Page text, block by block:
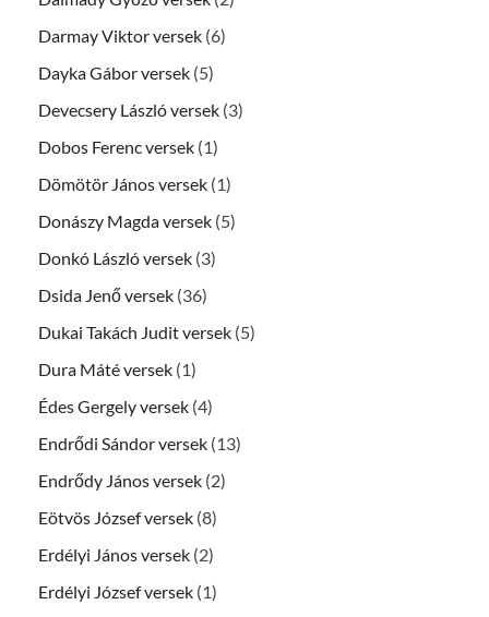
Darmay Viktor versek (6)
Dayka Gábor versek (5)
Devecsery László versek (3)
Dobos Ferenc versek (1)
Dömötör János versek (1)
Donászy Magda versek (5)
Donkó László versek (3)
Dsida Jenő versek (36)
Dukai Takách Judit versek (5)
Dura Máté versek (1)
Édes Gergely versek (4)
Endrődi Sándor versek (13)
Endrődy János versek (2)
Eötvös József versek (8)
Erdélyi János versek (2)
Erdélyi József versek (1)